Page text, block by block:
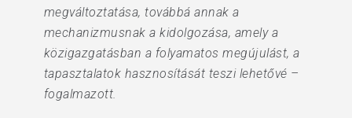
megváltoztatása, továbbá annak a
mechanizmusnak a kidolgozása, amely a
közigazgatásban a folyamatos megújulást, a
tapasztalatok hasznosítását teszi lehetővé –
fogalmazott.